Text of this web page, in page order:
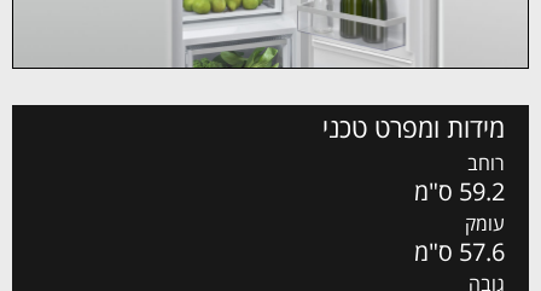
מידות ומפרט טכני
רוחב
59.2 ס"מ
עומק
57.6 ס"מ
גובה